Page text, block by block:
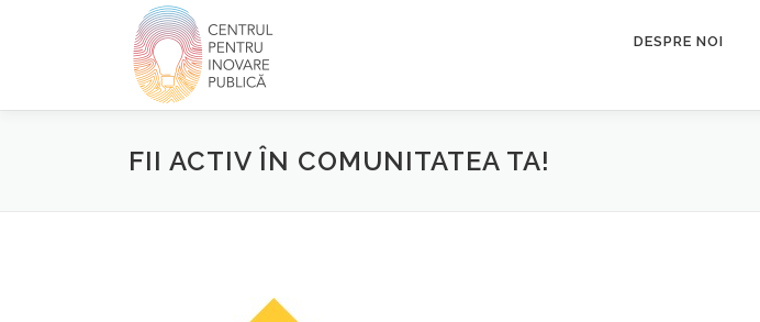
DESPRE NOI
FII ACTIV ÎN COMUNITATEA TA!